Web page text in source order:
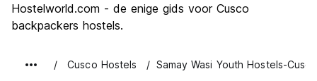
Hostelworld.com - de enige gids voor Cusco
backpackers hostels.
Cusco Hostels Samay Wasi Youth Hostels-Cusco